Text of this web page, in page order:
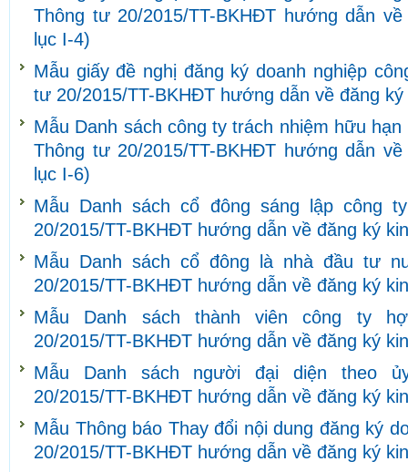
Thông tư 20/2015/TT-BKHĐT hướng dẫn
lục I-4)
Mẫu giấy đề nghị đăng ký doanh nghiệp
tư 20/2015/TT-BKHĐT hướng dẫn về đăng
Mẫu Danh sách công ty trách nhiệm hữu
Thông tư 20/2015/TT-BKHĐT hướng dẫn
lục I-6)
Mẫu Danh sách cổ đông sáng lập công
20/2015/TT-BKHĐT hướng dẫn về đăng ký
Mẫu Danh sách cổ đông là nhà đầu tư
20/2015/TT-BKHĐT hướng dẫn về đăng ký
Mẫu Danh sách thành viên công ty
20/2015/TT-BKHĐT hướng dẫn về đăng ký
Mẫu Danh sách người đại diện theo
20/2015/TT-BKHĐT hướng dẫn về đăng ký
Mẫu Thông báo Thay đổi nội dung đăng ký
20/2015/TT-BKHĐT hướng dẫn về đăng ký